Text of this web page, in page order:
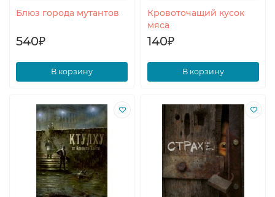
Блюз города мутантов
540₽
В корзину
Кровоточащий кусок
мяса
140₽
В корзину